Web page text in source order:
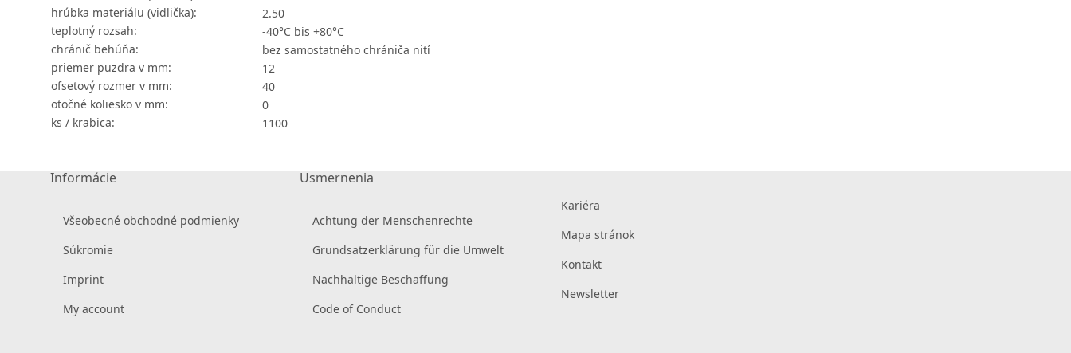
hrúbka materiálu (vidlička):
2.50
teplotný rozsah:
-40°C bis +80°C
chránič behúňa:
bez samostatného chrániča nití
priemer puzdra v mm:
12
ofsetový rozmer v mm:
40
otočné koliesko v mm:
0
ks / krabica:
1100
Informácie
Všeobecné obchodné podmienky
Súkromie
Imprint
My account
Usmernenia
Achtung der Menschenrechte
Grundsatzerklärung für die Umwelt
Nachhaltige Beschaffung
Code of Conduct
Kariéra
Mapa stránok
Kontakt
Newsletter